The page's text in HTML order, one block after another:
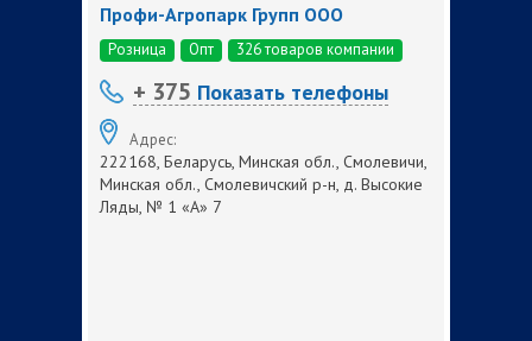
Профи-Агропарк Групп ООО
Розница Опт 326 товаров компании
+ 375 Показать телефоны
Адрес:
222168, Беларусь, Минская обл., Смолевичи,
Минская обл., Смолевичский р-н, д. Высокие
Ляды, № 1 «А» 7